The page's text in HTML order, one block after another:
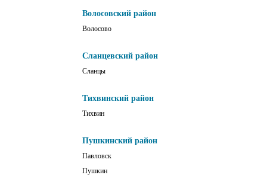
Волосовский район
Волосово
Сланцевский район
Сланцы
Тихвинский район
Тихвин
Пушкинский район
Павловск
Пушкин